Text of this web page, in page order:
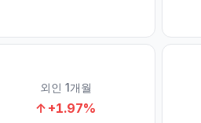
외인 1개월
↑ +1.97%